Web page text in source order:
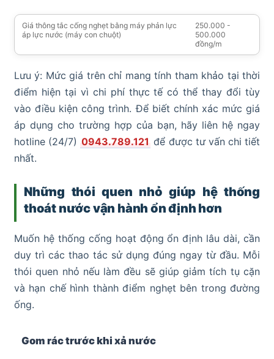
Giá thông tắc cống nghẹt bằng máy phản lực
áp lực nước (máy con chuột)
250.000 -
500.000
đồng/m
Lưu ý: Mức giá trên chỉ mang tính tham khảo tại thời
điểm hiện tại vì chi phí thực tế có thể thay đổi tùy
vào điều kiện công trình. Để biết chính xác mức giá
áp dụng cho trường hợp của bạn, hãy liên hệ ngay
hotline (24/7) 0943.789.121 để được tư vấn chi tiết
nhất.
Những thói quen nhỏ giúp hệ thống
thoát nước vận hành ổn định hơn
Muốn hệ thống cống hoạt động ổn định lâu dài, cần
duy trì các thao tác sử dụng đúng ngay từ đầu. Mỗi
thói quen nhỏ nếu làm đều sẽ giúp giảm tích tụ cặn
và hạn chế hình thành điểm nghẹt bên trong đường
ống.
Gom rác trước khi xả nước